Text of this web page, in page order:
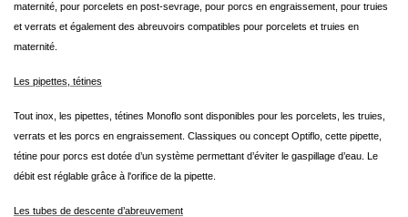
maternité, pour porcelets en post-sevrage, pour porcs en engraissement, pour truies
et verrats et également des abreuvoirs compatibles pour porcelets et truies en
maternité.
Les pipettes, tétines
Tout inox, les pipettes, tétines Monoflo sont disponibles pour les porcelets, les truies,
verrats et les porcs en engraissement. Classiques ou concept Optiflo, cette pipette,
tétine pour porcs est dotée d’un système permettant d’éviter le gaspillage d’eau. Le
débit est réglable grâce à l'orifice de la pipette.
Les tubes de descente d’abreuvement